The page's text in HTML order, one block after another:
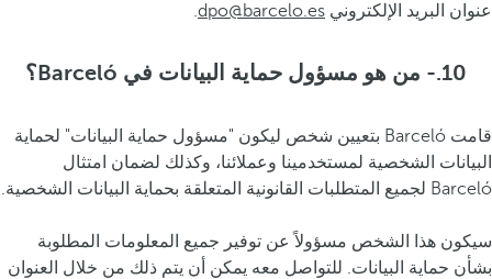
عنوان البريد الإلكتروني dpo@barcelo.es
.
10.- من هو مسؤول حماية البيانات في Barceló؟
قامت Barceló بتعيين شخص ليكون "مسؤول حماية البيانات" لحماية
البيانات الشخصية لمستخدمينا وعملائنا، وكذلك لضمان امتثال
Barceló لجميع المتطلبات القانونية المتعلقة بحماية البيانات الشخصية.
سيكون هذا الشخص مسؤولاً عن توفير جميع المعلومات المطلوبة
بشأن حماية البيانات. للتواصل معه يمكن أن يتم ذلك من خلال العنوان